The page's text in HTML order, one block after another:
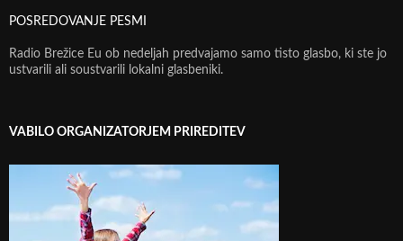
POSREDOVANJE PESMI
Radio Brežice Eu ob nedeljah predvajamo samo tisto glasbo, ki ste jo
ustvarili ali soustvarili lokalni glasbeniki.
VABILO ORGANIZATORJEM PRIREDITEV